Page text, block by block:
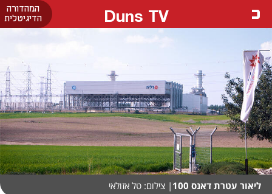
המהדורה
הדיגיטלית
Duns TV
ליאור עטרת דאנס 100 | צילום: טל אזולאי